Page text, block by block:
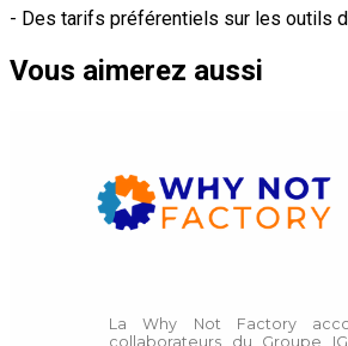
- Des tarifs préférentiels sur les outils
Vous aimerez aussi
La Why Not Factory
collaborateurs du Groupe